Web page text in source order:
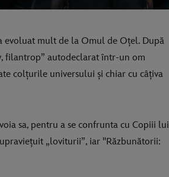
evoluat mult de la Omul de Oțel. După
filantrop” autodeclarat într-un om
colțurile universului și chiar cu câțiva
sa, pentru a se confrunta cu Copiii lui
„loviturii”, iar "Răzbunătorii: